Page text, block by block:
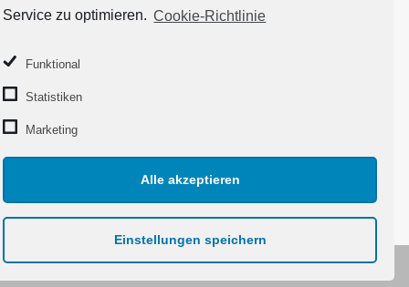
Service zu optimieren. Cookie-Richtlinie
Funktional
Statistiken
Marketing
Alle akzeptieren
Einstellungen speichern